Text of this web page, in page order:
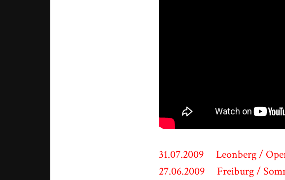
31.07.2009 Leonberg /
27.06.2009 Freiburg /